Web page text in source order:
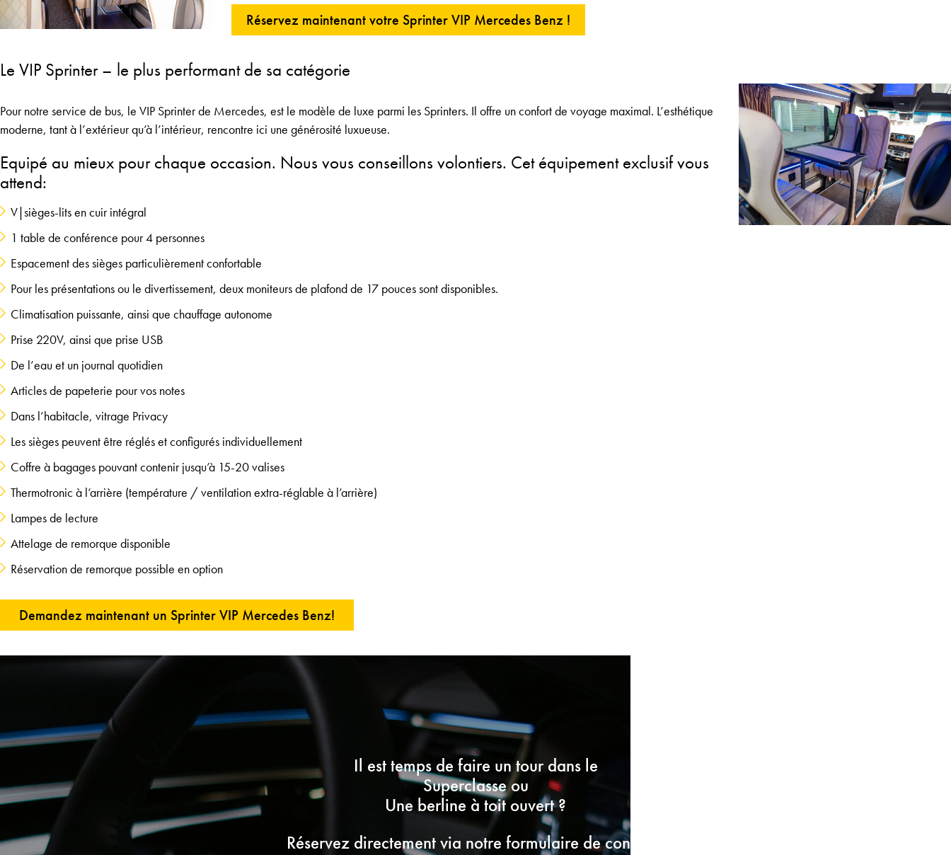
Réservez maintenant votre Sprinter VIP Mercedes Benz !
Le VIP Sprinter – le plus performant de sa catégorie
Pour notre service de bus, le VIP Sprinter de Mercedes, est le modèle de luxe parmi les Sprinters. Il offre un confort de voyage maximal. L’esthétique
moderne, tant à l’extérieur qu’à l’intérieur, rencontre ici une générosité luxueuse.
Equipé au mieux pour chaque occasion. Nous vous conseillons volontiers. Cet équipement exclusif vous
attend:
V|sièges-lits en cuir intégral
1 table de conférence pour 4 personnes
Espacement des sièges particulièrement confortable
Pour les présentations ou le divertissement, deux moniteurs de plafond de 17 pouces sont disponibles.
Climatisation puissante, ainsi que chauffage autonome
Prise 220V, ainsi que prise USB
De l’eau et un journal quotidien
Articles de papeterie pour vos notes
Dans l’habitacle, vitrage Privacy
Les sièges peuvent être réglés et configurés individuellement
Coffre à bagages pouvant contenir jusqu’à 15-20 valises
Thermotronic à l’arrière (température / ventilation extra-réglable à l’arrière)
Lampes de lecture
Attelage de remorque disponible
Réservation de remorque possible en option
Demandez maintenant un Sprinter VIP Mercedes Benz!
Il est temps de faire un tour dans le
Superclasse ou
Une berline à toit ouvert ?
Réservez directement via notre formulaire de contact :